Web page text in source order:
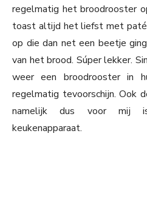
regelmatig het broodrooster
toast altijd het liefst met
op die dan net een beetje
van het brood. Súper lekker.
weer een broodrooster in
regelmatig tevoorschijn. Ook
namelijk dus voor mij
keukenapparaat.